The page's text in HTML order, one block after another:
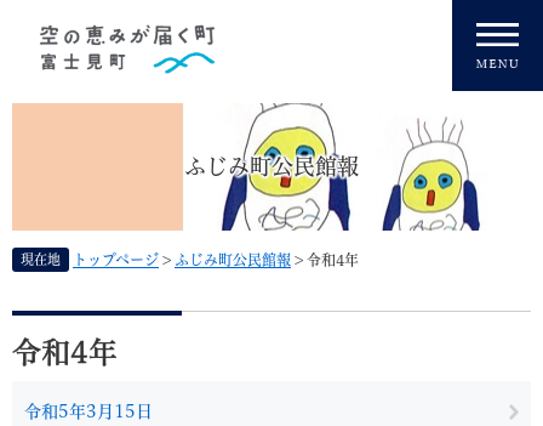
ふじみ町公民館報
現在地 トップページ > ふじみ町公民館報 > 令和4年
本
文
令和4年
令和5年3月15日